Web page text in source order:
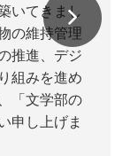
いてきまし
の維持管理
推進、デジ
組みを進め
「文学部の
申し上げま